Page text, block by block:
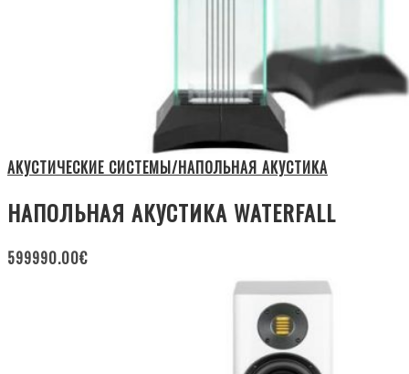
АКУСТИЧЕСКИЕ СИСТЕМЫ/НАПОЛЬНАЯ АКУСТИКА
НАПОЛЬНАЯ АКУСТИКА WATERFALL
599990.00€